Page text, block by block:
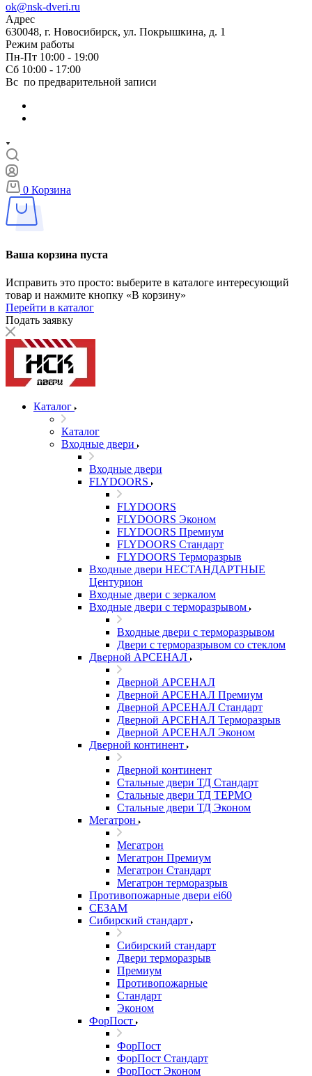
ok@nsk-dveri.ru
Адрес
630048, г. Новосибирск, ул. Покрышкина, д. 1
Режим работы
Пн-Пт 10:00 - 19:00
Сб 10:00 - 17:00
Вс по предварительной записи
0 Корзина
Ваша корзина пуста
Исправить это просто: выберите в каталоге интересующий
товар и нажмите кнопку «В корзину»
Перейти в каталог
Подать заявку
Каталог
Каталог
Входные двери
Входные двери
FLYDOORS
FLYDOORS
FLYDOORS Эконом
FLYDOORS Премиум
FLYDOORS Стандарт
FLYDOORS Терморазрыв
Входные двери НЕСТАНДАРТНЫЕ
Центурион
Входные двери с зеркалом
Входные двери с терморазрывом
Входные двери с терморазрывом
Двери с терморазрывом со стеклом
Дверной АРСЕНАЛ
Дверной АРСЕНАЛ
Дверной АРСЕНАЛ Премиум
Дверной АРСЕНАЛ Стандарт
Дверной АРСЕНАЛ Терморазрыв
Дверной АРСЕНАЛ Эконом
Дверной континент
Дверной континент
Стальные двери ТД Стандарт
Стальные двери ТД ТЕРМО
Стальные двери ТД Эконом
Мегатрон
Мегатрон
Мегатрон Премиум
Мегатрон Стандарт
Мегатрон терморазрыв
Противопожарные двери ei60
СЕЗАМ
Сибирский стандарт
Сибирский стандарт
Двери терморазрыв
Премиум
Противопожарные
Стандарт
Эконом
ФорПост
ФорПост
ФорПост Стандарт
ФорПост Эконом